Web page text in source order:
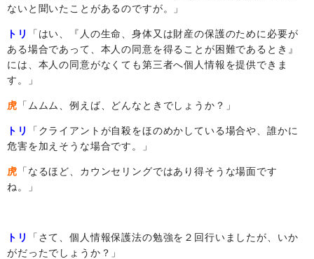
ないと聞いたことがあるのですが。」
トリ
「はい、『人の生命、身体又は財産の保護のために必要が
ある場合であって、本人の同意を得ることが困難であるとき』
には、本人の同意がなくても第三者へ個人情報を提供できま
す。」
虎 「ムムム、例えば、どんなときでしょうか？」
トリ
「クライアントが自殺をほのめかしている場合や、誰かに
危害を加えそうな場合です。」
虎 「なるほど、カウンセリングではあり得そうな場面です
ね。」
トリ
「さて、個人情報保護法の勉強を２回行いましたが、いか
がだったでしょうか？」